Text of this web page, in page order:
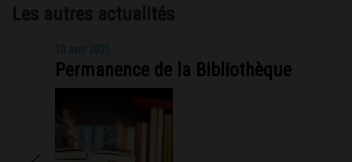
Les autres actualités
Permanence de la Bibliothèque